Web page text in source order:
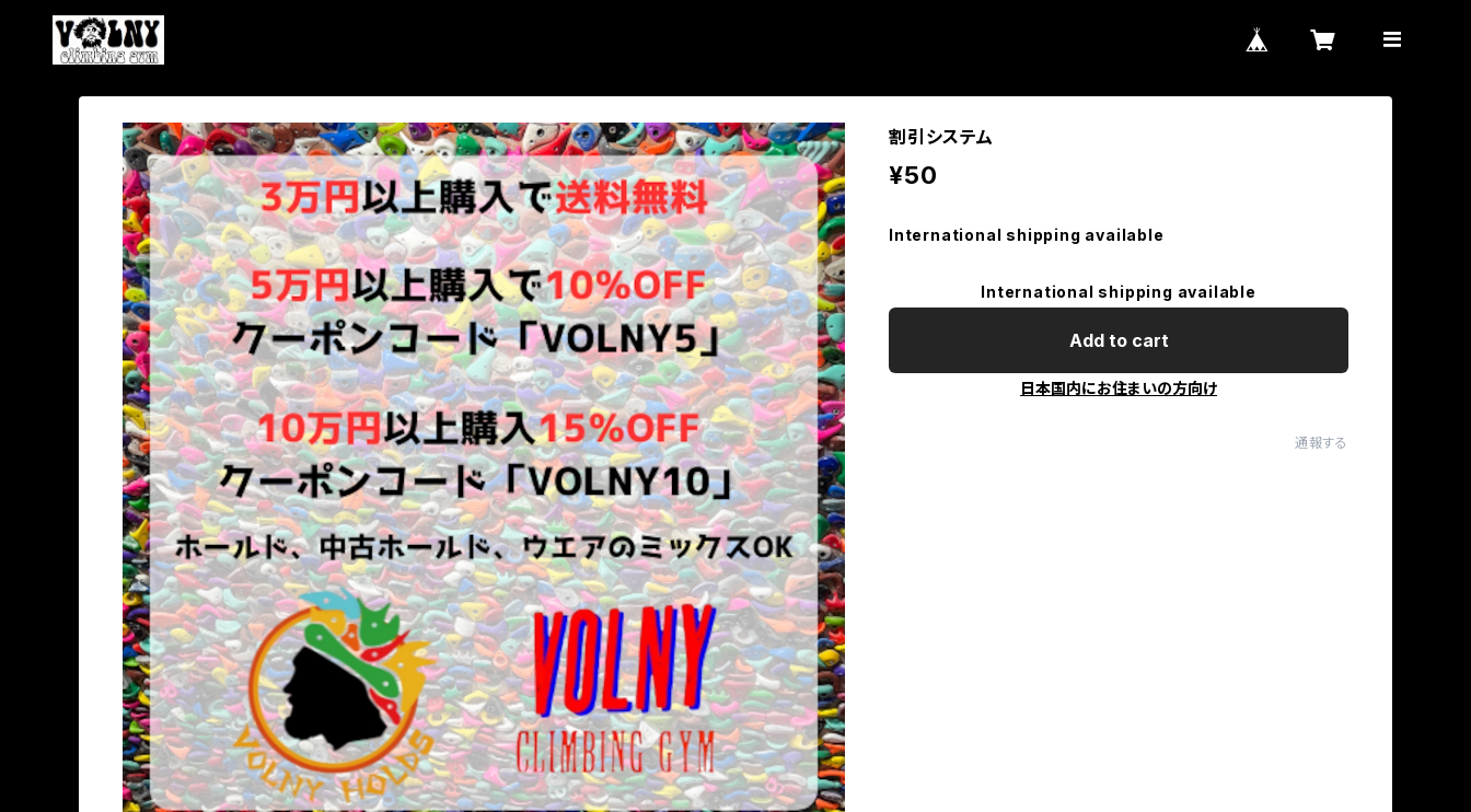
割引システム
¥50
International shipping available
International shipping available
Add to cart
日本国内にお住まいの方向け
通報する